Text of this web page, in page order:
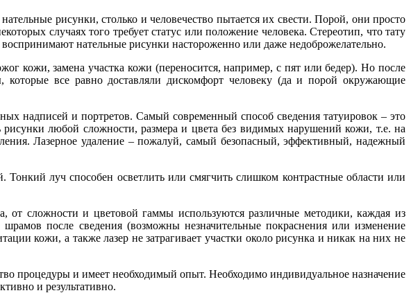
рисунки, столько и человечество пытается их свести. Порой, они просто
случаях того требует статус или положение человека. Стереотип, что тату
нательные рисунки настороженно или даже недоброжелательно.
кожи, замена участка кожи (переносится, например, с пят или бедер). Но после
все равно доставляли дискомфорт человеку (да и порой окружающие
надписей и портретов. Самый современный способ сведения татуировок – это
любой сложности, размера и цвета без видимых нарушений кожи, т.е. на
Лазерное удаление – пожалуй, самый безопасный, эффективный, надежный
луч способен осветлить или смягчить слишком контрастные области или
от сложности и цветовой гаммы используются различные методики, каждая из
после сведения (возможны незначительные покраснения или изменение
кожи, а также лазер не затрагивает участки около рисунка и никак на них не
процедуры и имеет необходимый опыт. Необходимо индивидуальное назначение
и результативно.